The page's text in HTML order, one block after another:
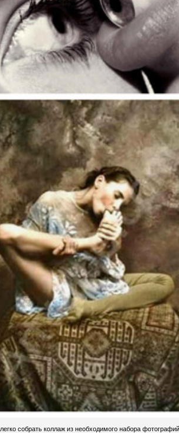
собрать коллаж из необходимого набора фотографий